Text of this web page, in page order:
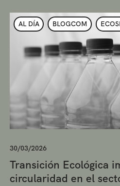
AL DÍA BLOGCOM
30/03/2026
Transición Ecológica
circularidad en el